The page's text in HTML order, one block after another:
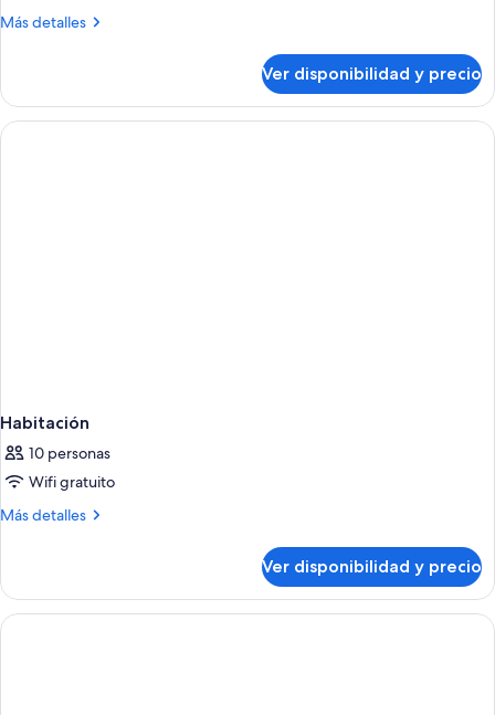
Más detalles
Más
Ver disponibilidad y precio
Habitación
10 personas
Wifi gratuito
Más detalles
Más
Ver disponibilidad y precio